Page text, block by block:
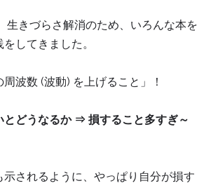
生きづらさ解消のため、いろんな本を
してきました。
波数 (波動) を上げること」！
とどうなるか ⇒ 損すること多すぎ～
されるように、やっぱり自分が損す